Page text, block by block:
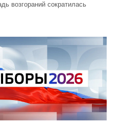
возгораний сократилась